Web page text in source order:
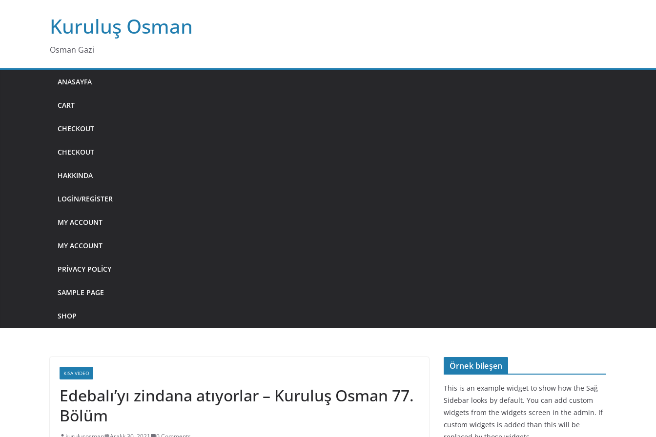
Kuruluş Osman
Osman Gazi
ANASAYFA
CART
CHECKOUT
CHECKOUT
HAKKINDA
LOGIN/REGISTER
MY ACCOUNT
MY ACCOUNT
PRIVACY POLICY
SAMPLE PAGE
SHOP
KISA VIDEO
Edebalı’yı zindana atıyorlar – Kuruluş Osman 77.
Bölüm
Örnek bileşen
This is an example widget to show how the Sağ
Sidebar looks by default. You can add custom
widgets from the widgets screen in the admin. If
custom widgets is added than this will be